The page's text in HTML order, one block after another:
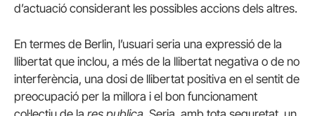
d’actuació considerant les possibles accions dels altres.
En termes de Berlin, l’usuari seria una expressió de la
llibertat que inclou, a més de la llibertat negativa o de no
interferència, una dosi de llibertat positiva en el sentit de
preocupació per la millora i el bon funcionament